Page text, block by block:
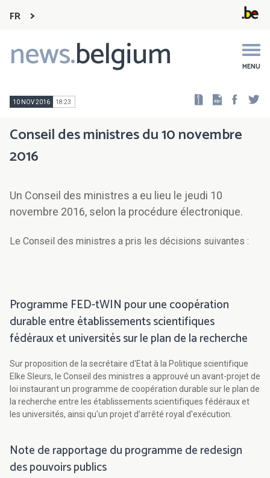
FR
news.belgium MENU
Main
navigation
10 NOV 2016 18:23
Conseil des ministres du 10 novembre
2016
Un Conseil des ministres a eu lieu le jeudi 10
novembre 2016, selon la procédure électronique.
Le Conseil des ministres a pris les décisions suivantes :
Programme FED-tWIN pour une coopération
durable entre établissements scientifiques
fédéraux et universités sur le plan de la recherche
Sur proposition de la secrétaire d'Etat à la Politique scientifique
Elke Sleurs, le Conseil des ministres a approuvé un avant-projet de
loi instaurant un programme de coopération durable sur le plan de
la recherche entre les établissements scientifiques fédéraux et
les universités, ainsi qu'un projet d’arrêté royal d'exécution.
Note de rapportage du programme de redesign
des pouvoirs publics